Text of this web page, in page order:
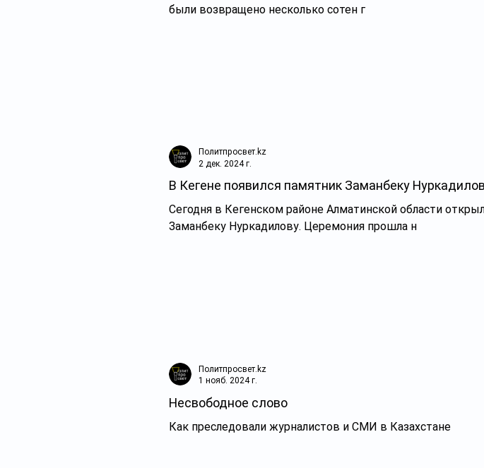
были возвращено несколько сотен г
В Кегене появился памятник Заманбеку
Сегодня в Кегенском районе Алматинской области
Заманбеку Нуркадилову. Церемония прошла н
Политпросвет.kz
2 дек. 2024 г.
Несвободное слово
Как преследовали журналистов и СМИ в Казахстане
Политпросвет.kz
1 нояб. 2024 г.